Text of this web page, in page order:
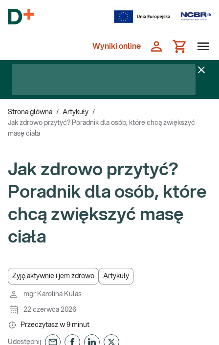
Wyniki online
Strona główna / Artykuły /
Jak zdrowo przytyć? Poradnik dla osób, które chcą zwiększyć
masę ciała
Jak zdrowo przytyć?
Poradnik dla osób, które
chcą zwiększyć masę
ciała
Żyję aktywnie i jem zdrowo Artykuły
mgr Karolina Kulas
22 czerwca 2026
Przeczytasz w 9 minut
Udostępnij